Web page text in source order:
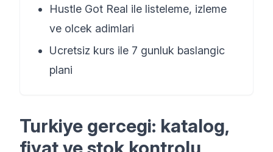
Hustle Got Real ile listeleme, izleme
ve olcek adimlari
Ucretsiz kurs ile 7 gunluk baslangic
plani
Turkiye gercegi: katalog,